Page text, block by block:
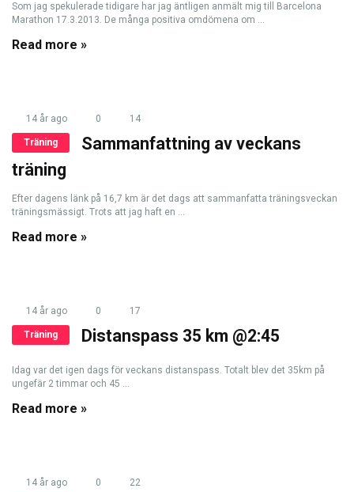
Som jag spekulerade tidigare har jag äntligen anmält mig till Barcelona
Marathon 17.3.2013. De många positiva omdömena om ...
Read more »
14 år ago 0 14
Träning
Sammanfattning av veckans
träning
Efter dagens länk på 16,7 km är det dags att sammanfatta träningsveckan
träningsmässigt. Trots att jag haft en ...
Read more »
14 år ago 0 17
Träning Distanspass 35 km @2:45
Idag var det igen dags för veckans distanspass. Totalt blev det 35km på
ungefär 2 timmar och 45 ...
Read more »
14 år ago 0 22